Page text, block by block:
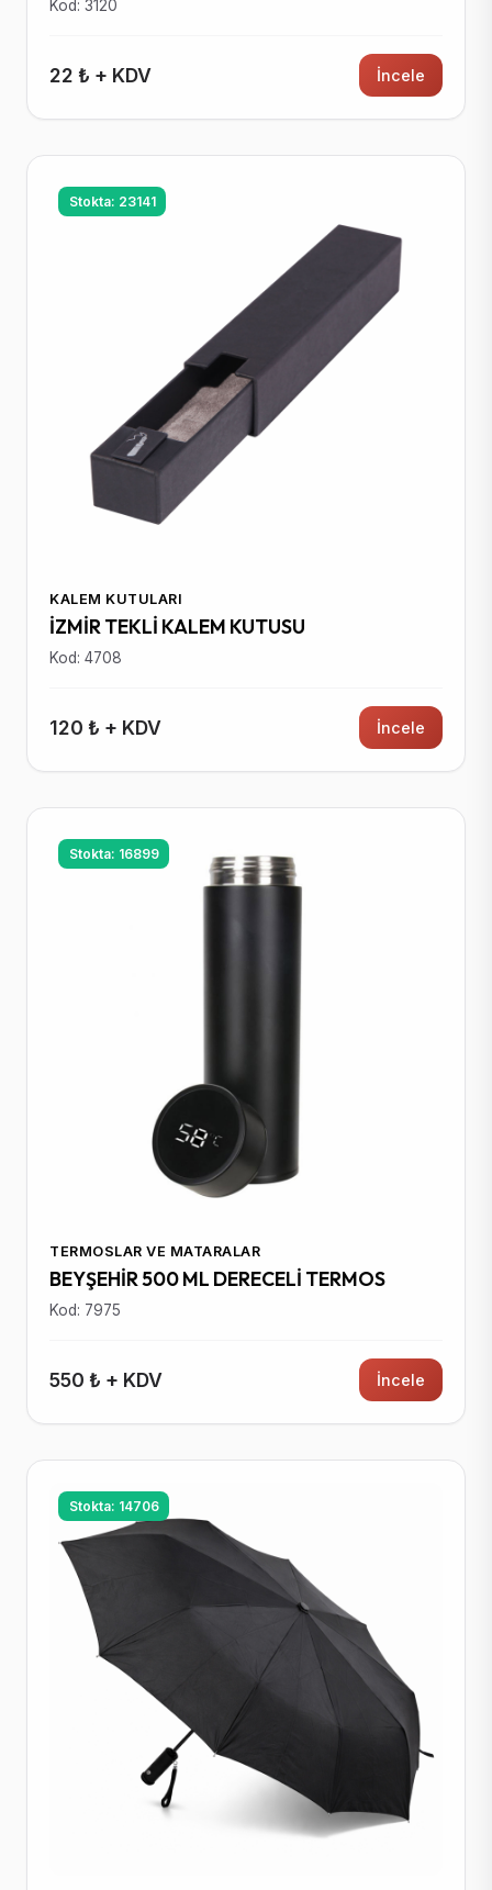
Kod: 3120
22 ₺ + KDV İncele
Stokta: 23141
KALEM KUTULARI
İZMİR TEKLİ KALEM KUTUSU
Kod: 4708
120 ₺ + KDV İncele
Stokta: 16899
TERMOSLAR VE MATARALAR
BEYŞEHİR 500 ML DERECELİ TERMOS
Kod: 7975
550 ₺ + KDV İncele
Stokta: 14706